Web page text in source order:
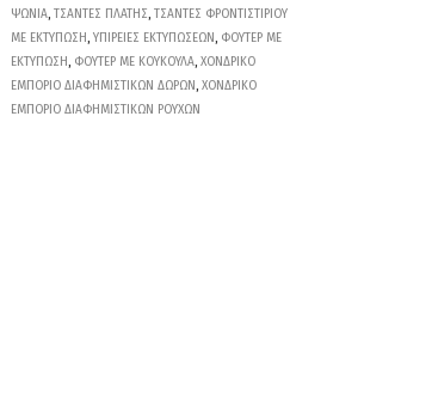
ΨΩΝΙΑ, ΤΣΑΝΤΕΣ ΠΛΑΤΗΣ, ΤΣΑΝΤΕΣ ΦΡΟΝΤΙΣΤΙΡΙΟΥ
ΜΕ ΕΚΤΥΠΩΣΗ, ΥΠΙΡΕΙΕΣ ΕΚΤΥΠΩΣΕΩΝ, ΦΟΥΤΕΡ ΜΕ
ΕΚΤΥΠΩΣΗ, ΦΟΥΤΕΡ ΜΕ ΚΟΥΚΟΥΛΑ, ΧΟΝΔΡΙΚΟ
ΕΜΠΟΡΙΟ ΔΙΑΦΗΜΙΣΤΙΚΩΝ ΔΩΡΩΝ, ΧΟΝΔΡΙΚΟ
ΕΜΠΟΡΙΟ ΔΙΑΦΗΜΙΣΤΙΚΩΝ ΡΟΥΧΩΝ